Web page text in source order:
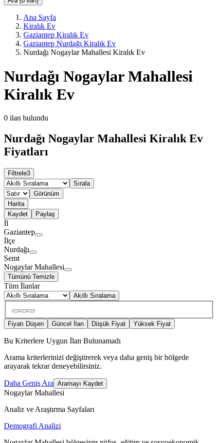
Ana Sayfa
Kiralık Ev
Gaziantep Kiralık Ev
Gaziantep Nurdağı Kiralık Ev
Nurdağı Nogaylar Mahallesi Kiralık Ev
Nurdağı Nogaylar Mahallesi
Kiralık Ev
0 ilan bulundu
Nurdağı Nogaylar Mahallesi Kiralık Ev
Fiyatları
Filtrele3
Sırala
Görünüm
Harita
Kaydet
Paylaş
İl
Gaziantep
İlçe
Nurdağı
Semt
Nogaylar Mahallesi
Tümünü Temizle
Tüm İlanlar
Akıllı Sıralama
Fiyatı Düşen Güncel İlan Düşük Fiyat Yüksek Fiyat
Bu Kriterlere Uygun İlan Bulunamadı
Arama kriterlerinizi değiştirerek veya daha geniş bir bölgede
arayarak tekrar deneyebilirsiniz.
Daha Geniş Ara Aramayı Kaydet
Nogaylar Mahallesi
Analiz ve Araştırma Sayfaları
Demografi Analizi